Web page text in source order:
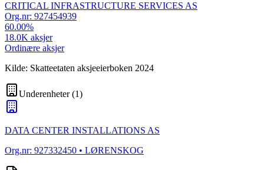
CRITICAL INFRASTRUCTURE SERVICES AS
Org.nr: 927454939
60.00%
18.0K aksjer
Ordinære aksjer
Kilde: Skatteetaten aksjeeierboken 2024
Underenheter(1)
DATA CENTER INSTALLATIONS AS
Org.nr: 927332450 • LØRENSKOG